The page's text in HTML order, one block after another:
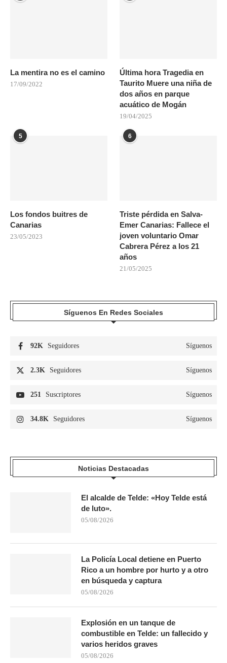
La mentira no es el camino
17/09/2022
Última hora Tragedia en
Taurito Muere una niña de
dos años en parque
acuático de Mogán
19/04/2025
5
Los fondos buitres de
Canarias
23/05/2023
6
Triste pérdida en Salva-
Emer Canarias: Fallece el
joven voluntario Omar
Cabrera Pérez a los 21
años
21/05/2025
Síguenos En Redes Sociales
92K Seguidores Síguenos
2.3K Seguidores Síguenos
251 Suscriptores Síguenos
34.8K Seguidores Síguenos
Noticias Destacadas
El alcalde de Telde: «Hoy Telde está
de luto».
05/08/2026
La Policía Local detiene en Puerto
Rico a un hombre por hurto y a otro
en búsqueda y captura
05/08/2026
Explosión en un tanque de
combustible en Telde: un fallecido y
varios heridos graves
05/08/2026